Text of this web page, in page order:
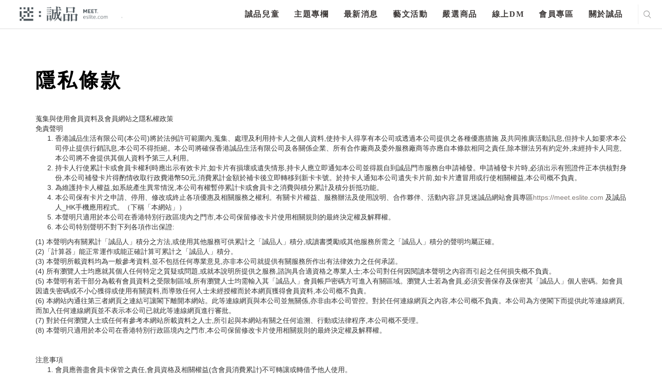
誠品兒童 主題專欄 最新消息 藝文活動 嚴選商品 線上DM 會員專區 關於誠品
隱私條款
蒐集與使用會員資料及會員網站之隱私權政策
免責聲明
香港誠品生活有限公司(本公司)將於法例許可範圍內,蒐集、處理及利用持卡人之個人資料,使持卡人得享有本公司或透過本公司提供之各種優惠措施 及共同推廣活動訊息,但持卡人如要求本公
司停止提供行銷訊息,本公司不得拒絕。本公司將確保香港誠品生活有限公司及各關係企業、所有合作廠商及委外服務廠商等亦應自本條款相同之責任,除本辦法另有約定外,未經持卡人同意,
本公司將不會提供其個人資料予第三人利用。
持卡人行使累計卡或會員卡權利時應出示有效卡片,如卡片有損壞或遺失情形,持卡人應立即通知本公司並得親自到誠品門市服務台申請補發。申請補發卡片時,必須出示有照證件正本供核對身
份,本公司補發卡片得酌情收取行政費港幣50元,消費累計金額於補卡後立即轉移到新卡卡號。於持卡人通知本公司遺失卡片前,如卡片遭冒用或行使相關權益,本公司概不負責。
為維護持卡人權益,如系統產生異常情況,本公司有權暫停累計卡或會員卡之消費與積分累計及積分折抵功能。
本公司保有卡片之申請、停用、修改或終止各項優惠及相關服務之權利。有關卡片權益、服務辦法及使用說明、合作夥伴、活動內容,詳見迷誠品網站會員專區https://meet.eslite.com 及誠品
人_HK手機應用程式。（下稱「本網站」）
本聲明只適用於本公司在香港特別行政區境內之門市,本公司保留修改卡片使用相關規則的最終決定權及解釋權。
本公司特別聲明不對下列各項作出保證:
(1) 本聲明内有關累計「誠品人」積分之方法,或使用其他服務可供累計之「誠品人」積分,或讀書獎勵或其他服務所需之「誠品人」積分的聲明均屬正確。
(2)「計算器」能正常運作或能正確計算可累計之「誠品人」積分。
(3) 本聲明所載資料均為一般參考資料,並不包括任何專業意見,亦非本公司就提供有關服務所作出有法律效力之任何承諾。
(4) 所有瀏覽人士均應就其個人任何特定之質疑或問題,或就本說明所提供之服務,諮詢具合適資格之專業人士;本公司對任何因閱讀本聲明之內容而引起之任何損失概不負責。
(5) 本聲明有若干部分為載有會員資料之受限制區域,所有瀏覽人士均需輸入其「誠品人」會員帳戶密碼方可進入有關區域。瀏覽人士若為會員,必須安善保存及保密其「誠品人」個人密碼。如會員
因遺失密碼或不小心獲得或使用有關資料,而導致任何人士未經授權而於本網頁獲得會員資料,本公司概不負責。
(6) 本網站內通往第三者網頁之連結可讓閣下離開本網站。此等連線網頁與本公司並無關係,亦非由本公司管控。對於任何連線網頁之內容,本公司概不負責。本公司為方便閣下而提供此等連線網頁,
而加入任何連線網頁並不表示本公司已就此等連線網頁進行審批。
(7) 對於任何瀏覽人士或任何有參考本網站所載資料之人士,所引起與本網站有關之任何追溯、行動或法律程序,本公司概不受理。
(8) 本聲明只適用於本公司在香港特別行政區境內之門市,本公司保留修改卡片使用相關規則的最終決定權及解釋權。
注意事項
會員應善盡會員卡保管之責任,會員資格及相關權益(含會員消費累計)不可轉讓或轉借予他人使用。